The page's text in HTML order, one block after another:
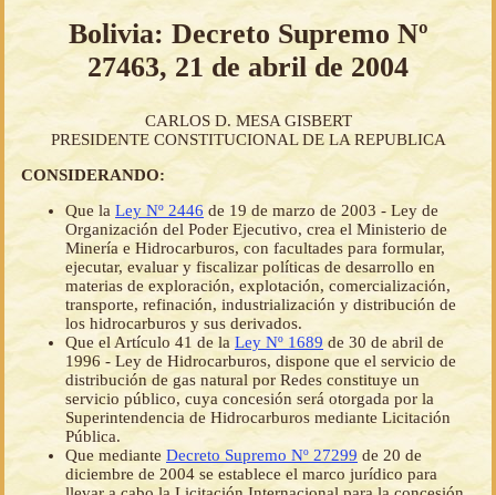
Bolivia: Decreto Supremo Nº
27463, 21 de abril de 2004
CARLOS D. MESA GISBERT
PRESIDENTE CONSTITUCIONAL DE LA REPUBLICA
CONSIDERANDO:
Que la Ley Nº 2446 de 19 de marzo de 2003 - Ley de
Organización del Poder Ejecutivo, crea el Ministerio de
Minería e Hidrocarburos, con facultades para formular,
ejecutar, evaluar y fiscalizar políticas de desarrollo en
materias de exploración, explotación, comercialización,
transporte, refinación, industrialización y distribución de
los hidrocarburos y sus derivados.
Que el Artículo 41 de la Ley Nº 1689 de 30 de abril de
1996 - Ley de Hidrocarburos, dispone que el servicio de
distribución de gas natural por Redes constituye un
servicio público, cuya concesión será otorgada por la
Superintendencia de Hidrocarburos mediante Licitación
Pública.
Que mediante Decreto Supremo Nº 27299 de 20 de
diciembre de 2004 se establece el marco jurídico para